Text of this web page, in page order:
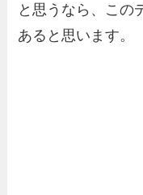
と思うなら、この
あると思います。